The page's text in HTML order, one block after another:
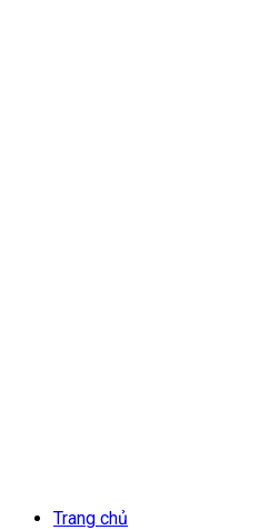
Trang chủ